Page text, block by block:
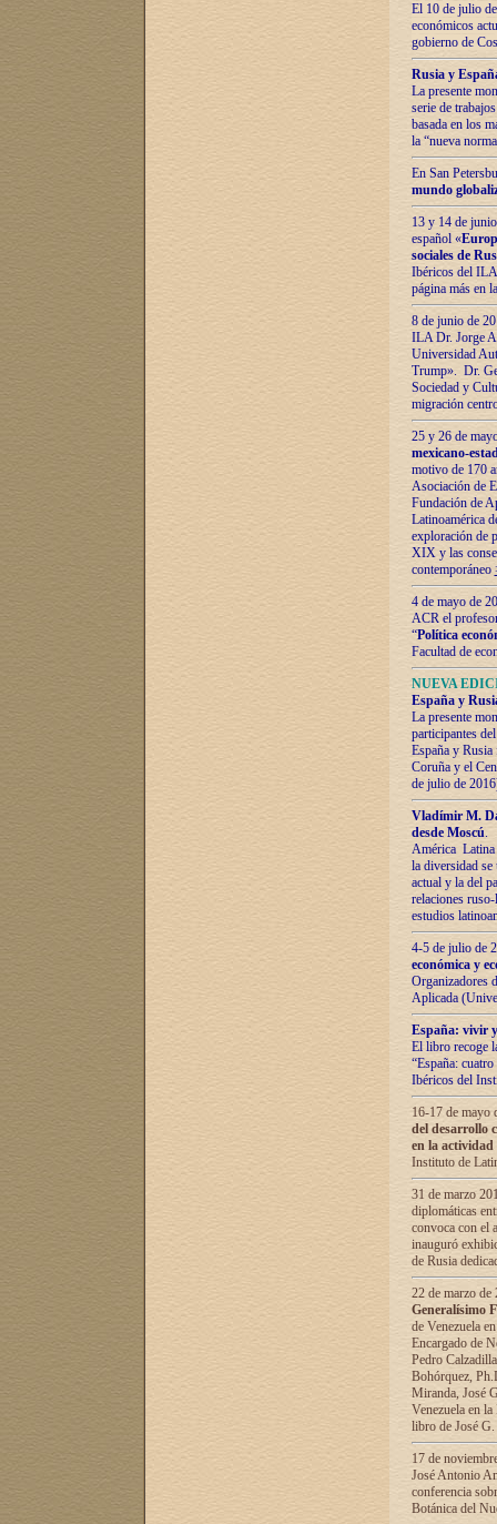
El 10 de julio
económicos
gobierno de
Rusia y
La presente
serie de
basada en los
la “nueva
En San
mundo
13 y 14 de
español «
sociales de
Ibéricos del ILA
página más en
8 de junio de
ILA Dr. Jorge
Universidad
Trump». Dr.
Sociedad y
migración
25 y 26 de
mexicano-
motivo de 170
Asociación de
Fundación de
Latinoamérica
exploración de
XIX y las
contemporáneo
4 de mayo de
ACR el
“Política
Facultad de
NUEVA
España y
La presente
participantes
España y
Coruña y el
de julio de
Vladímir М.
desde Moscú.
América Latina
la diversidad
actual у lа del
relaciones
estudios
4-5 de julio de
económica y
Organizadores
Aplicada
España: vivir
El libro recoge
“España:
Ibéricos del
16-17 de mayo
del desarrollo
en la
Instituto de
31 de marzo
diplomáticas
convoca con el
inauguró
de Rusia
22 de marzo
Generalísimo
de Venezuela
Encargado de
Pedro
Bohórquez,
Miranda, José
Venezuela en
libro de José
17 de
José Antonio
conferencia
Botánica del